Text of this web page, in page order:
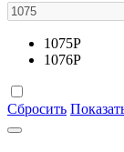
1075Р
1076Р
Сбросить